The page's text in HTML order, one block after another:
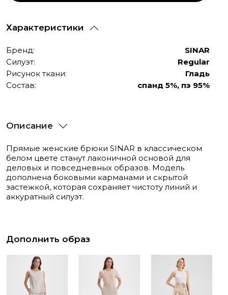
XL
S long
M long
Характеристики
Бренд:
SINAR
Силуэт:
Regular
Рисунок ткани:
Гладь
Состав:
спанд 5%, пэ 95%
Описание
Прямые женские брюки SINAR в классическом
белом цвете станут лаконичной основой для
деловых и повседневных образов. Модель
дополнена боковыми карманами и скрытой
застежкой, которая сохраняет чистоту линий и
аккуратный силуэт.
Дополнить образ